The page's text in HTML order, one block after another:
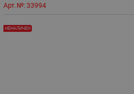
Арт.№:33994
НЕНАЛИЧЕН